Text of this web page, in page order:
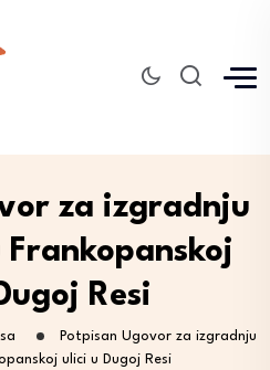
za izgradnju
Resi
Potpisan Ugovor za izgradnju
ulici u Dugoj Resi